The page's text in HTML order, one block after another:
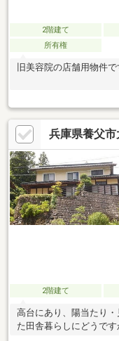
2階建て
所有権
旧美容院の店舗用物件で
兵庫県養父
2階建て
高台にあり、陽当たり
た田舎暮らしにどうです